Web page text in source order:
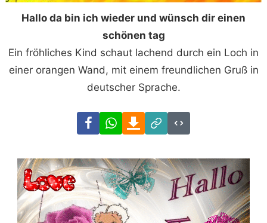
Hallo da bin ich wieder und wünsch dir einen
schönen tag
Ein fröhliches Kind schaut lachend durch ein Loch in
einer orangen Wand, mit einem freundlichen Gruß in
deutscher Sprache.
FacebookWhatsAppDownload
Link
Code